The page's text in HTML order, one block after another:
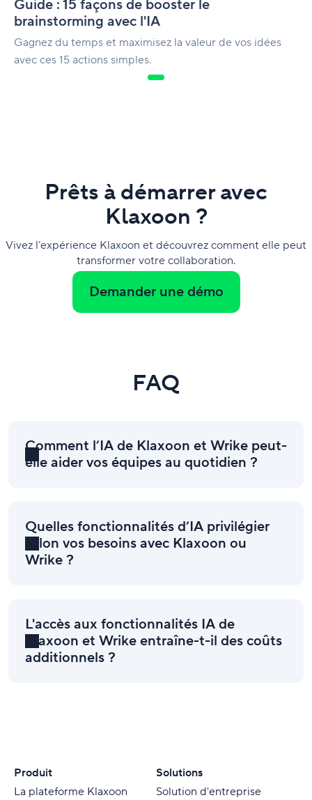
Guide : 15 façons de booster le
brainstorming avec l'IA
Gagnez du temps et maximisez la valeur de vos idées
avec ces 15 actions simples.
Prêts à démarrer avec
Klaxoon ?
Vivez l’expérience Klaxoon et découvrez comment elle peut
transformer votre collaboration.
Demander une démo
FAQ
Comment l’IA de Klaxoon et Wrike peut-
elle aider vos équipes au quotidien ?
Quelles fonctionnalités d’IA privilégier
selon vos besoins avec Klaxoon ou
Wrike ?
L'accès aux fonctionnalités IA de
Klaxoon et Wrike entraîne-t-il des coûts
additionnels ?
Produit
La plateforme Klaxoon
Solutions
Solution d'entreprise